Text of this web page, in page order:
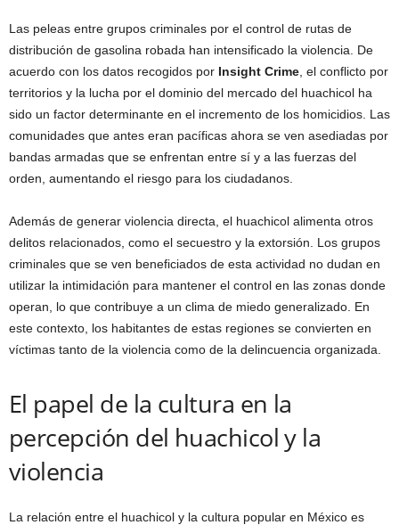
Las peleas entre grupos criminales por el control de rutas de
distribución de gasolina robada han intensificado la violencia. De
acuerdo con los datos recogidos por Insight Crime , el conflicto por
territorios y la lucha por el dominio del mercado del huachicol ha
sido un factor determinante en el incremento de los homicidios. Las
comunidades que antes eran pacíficas ahora se ven asediadas por
bandas armadas que se enfrentan entre sí y a las fuerzas del
orden, aumentando el riesgo para los ciudadanos.
Además de generar violencia directa, el huachicol alimenta otros
delitos relacionados, como el secuestro y la extorsión. Los grupos
criminales que se ven beneficiados de esta actividad no dudan en
utilizar la intimidación para mantener el control en las zonas donde
operan, lo que contribuye a un clima de miedo generalizado. En
este contexto, los habitantes de estas regiones se convierten en
víctimas tanto de la violencia como de la delincuencia organizada.
El papel de la cultura en la
percepción del huachicol y la
violencia
La relación entre el huachicol y la cultura popular en México es